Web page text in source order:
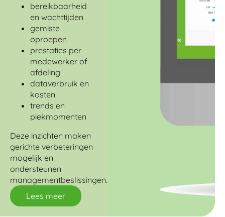
bereikbaarheid
en wachttijden
gemiste
oproepen
prestaties per
medewerker of
afdeling
dataverbruik en
kosten
trends en
piekmomenten
Deze inzichten maken
gerichte verbeteringen
mogelijk en
ondersteunen
managementbeslissingen.
Lees meer